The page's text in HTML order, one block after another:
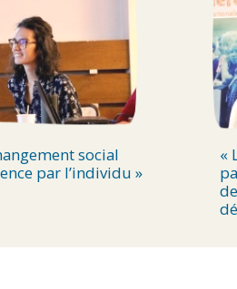
social
par l’individu »
«